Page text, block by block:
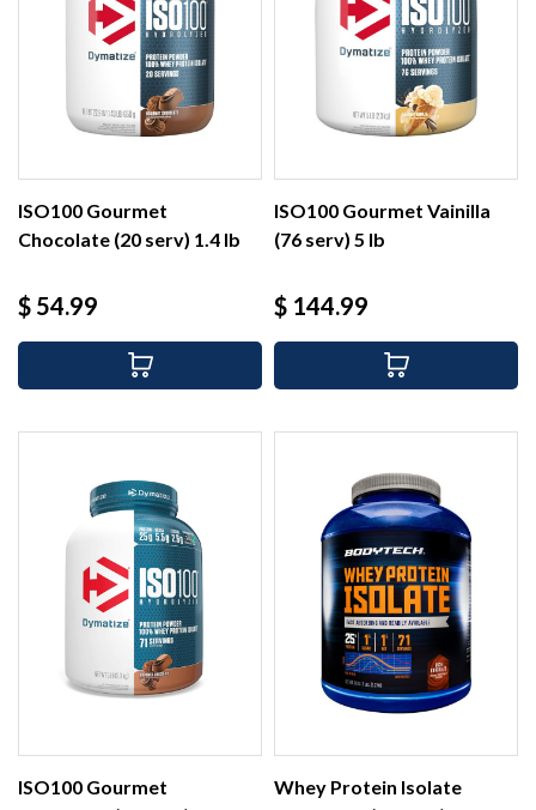
ISO100 Gourmet
Chocolate (20 serv) 1.4 lb
Precio
$ 54.99
ISO100 Gourmet Vainilla
(76 serv) 5 lb
Precio
$ 144.99
ISO100 Gourmet
Whey Protein Isolate